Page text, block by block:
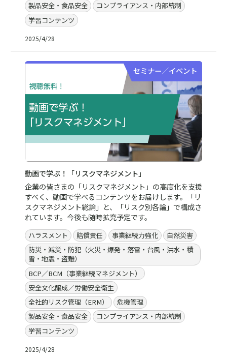
製品安全・食品安全
コンプライアンス・内部統制
学習コンテンツ
2025/4/28
セミナー／イベント
動画で学ぶ！「リスクマネジメント」
企業の皆さまの「リスクマネジメント」の高度化を支援
すべく、動画で学べるコンテンツをお届けします。「リ
スクマネジメント総論」と、「リスク別各論」で構成さ
れています。今後も随時拡充予定です。
ハラスメント 賠償責任 事業継続力強化
自然災害
防災・減災・防犯（火災・爆発・落雷・台風・洪水・積
雪・地震・盗難）
BCP／BCM（事業継続マネジメント）
安全文化醸成／労働安全衛生
全社的リスク管理（ERM）
危機管理
製品安全・食品安全
コンプライアンス・内部統制
学習コンテンツ
2025/4/28